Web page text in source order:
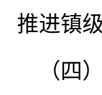
推进镇
（四